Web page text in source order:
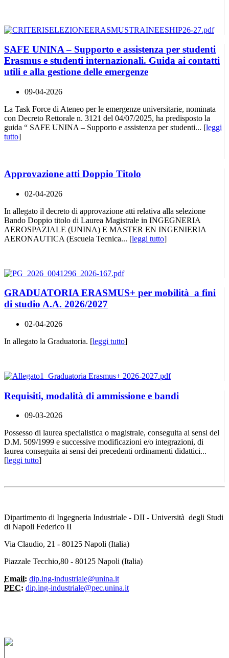
SAFE UNINA – Supporto e assistenza per studenti
Erasmus e studenti internazionali. Guida ai contatti
utili e alla gestione delle emergenze
09-04-2026
La Task Force di Ateneo per le emergenze universitarie, nominata
con Decreto Rettorale n. 3121 del 04/07/2025, ha predisposto la
guida “ SAFE UNINA – Supporto e assistenza per studenti... [leggi
tutto]
Approvazione atti Doppio Titolo
02-04-2026
In allegato il decreto di approvazione atti relativa alla selezione
Bando Doppio titolo di Laurea Magistrale in INGEGNERIA
AEROSPAZIALE (UNINA) E MASTER EN INGENIERIA
AERONAUTICA (Escuela Tecnica... [leggi tutto]
GRADUATORIA ERASMUS+ per mobilità a fini
di studio A.A. 2026/2027
02-04-2026
In allegato la Graduatoria. [leggi tutto]
Requisiti, modalità di ammissione e bandi
09-03-2026
Possesso di laurea specialistica o magistrale, conseguita ai sensi del
D.M. 509/1999 e successive modificazioni e/o integrazioni, di
laurea conseguita ai sensi dei precedenti ordinamenti didattici...
[leggi tutto]
Dipartimento di Ingegneria Industriale - DII - Università degli Studi
di Napoli Federico II
Via Claudio, 21 - 80125 Napoli (Italia)
Piazzale Tecchio,80 - 80125 Napoli (Italia)
Email: dip.ing-industriale@unina.it
PEC: dip.ing-industriale@pec.unina.it